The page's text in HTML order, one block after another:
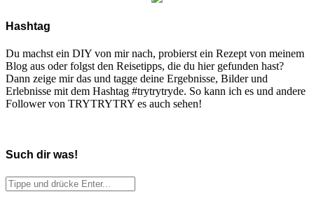
Hashtag
Du machst ein DIY von mir nach, probierst ein Rezept von meinem
Blog aus oder folgst den Reisetipps, die du hier gefunden hast?
Dann zeige mir das und tagge deine Ergebnisse, Bilder und
Erlebnisse mit dem Hashtag #trytrytryde. So kann ich es und andere
Follower von TRYTRYTRY es auch sehen!
Such dir was!